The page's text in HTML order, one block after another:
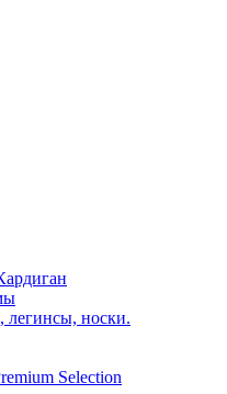
легинсы, носки.
Selection